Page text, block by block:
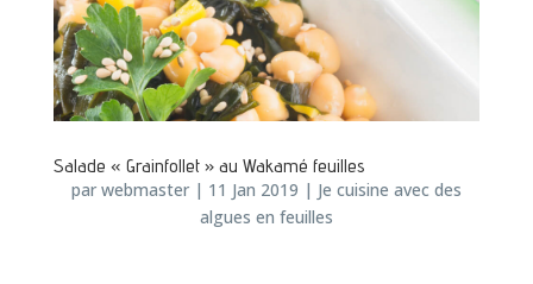
Salade « Grainfollet » au Wakamé feuilles
par webmaster| 11 Jan 2019 | Je cuisine avec des
algues en feuilles